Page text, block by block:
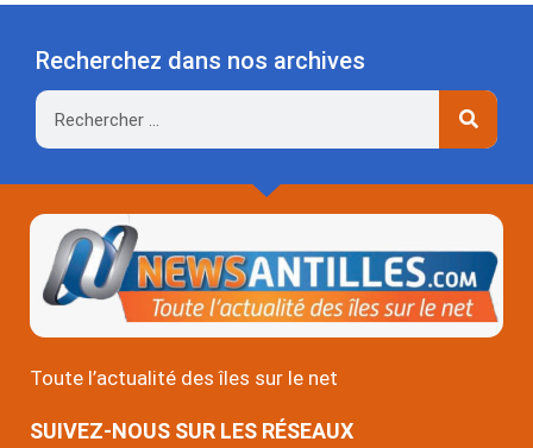
Recherchez dans nos archives
Rechercher
Toute l’actualité des îles sur le net
SUIVEZ-NOUS SUR LES RÉSEAUX